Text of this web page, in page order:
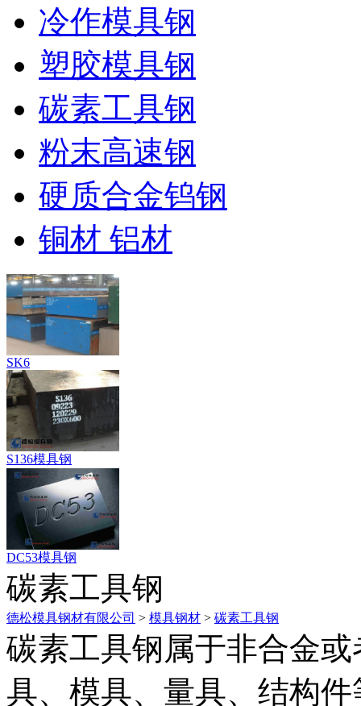
冷作模具钢
塑胶模具钢
碳素工具钢
粉末高速钢
硬质合金钨钢
铜材 铝材
SK6
S136模具钢
DC53模具钢
碳素工具钢
德松模具钢材有限公司 > 模具钢材 > 碳素工具钢
碳素工具钢属于非合金
具、模具、量具、结构